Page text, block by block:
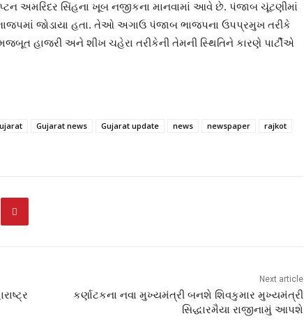
અમરિંદર સિંહના ખૂબ નજીકના માનવામાં આવે છે. પંજાબ ચૂંટણીમાં
ભાજપમાં જોડાયા હતા. તેઓ અગાઉ પંજાબ ભાજપના ઉપપ્રમુખ તરીકે
હાજરી અને શીખ ચહેરા તરીકેની તેમની સ્થિતિને કારણે પાર્ટીએ
Gujarat news Gujarat update news newspaper
rajkot
Next article
કર્ણાટકના નવા મુખ્યમંત્રી બનશે શિવકુમાર મુખ્યમંત્રી
સિદ્ધારમૈયા રાજીનામું આપશે